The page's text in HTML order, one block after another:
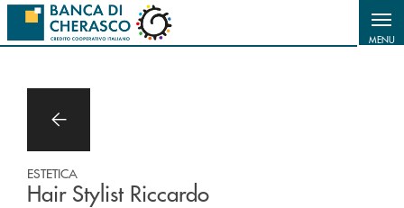
Salta al contenuto principale
MENU
ESTETICA
Hair Stylist Riccardo